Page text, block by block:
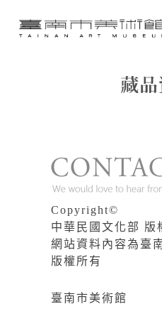
臺南市美
網頁導覽
Copyright©
中華民國文化部 版
網站資料內容為臺
版權所有
臺南市美術館